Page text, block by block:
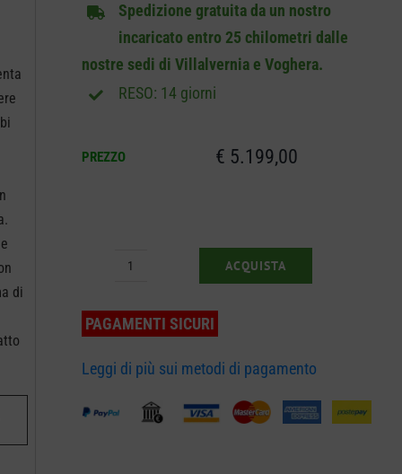
di
Spedizione gratuita da un nostro
incaricato entro 25 chilometri dalle
nostre sedi di Villalvernia e Voghera.
RESO: 14 giorni
PREZZO € 5.199,00
Husqvarna
R
ACQUISTA
PAGAMENTI SICURI
Leggi di più sui metodi di pagamento